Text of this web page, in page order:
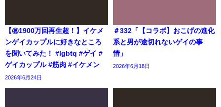
【㊗️1900万回再生超！】イケメ
ンゲイカップルに好きなところ
を聞いてみた！ #lgbtq #ゲイ #
ゲイカップル #筋肉 #イケメン
2026年6月24日
＃332「【コラボ】おこげの進化
系と男が途切れないゲイの事
情」
2026年6月18日